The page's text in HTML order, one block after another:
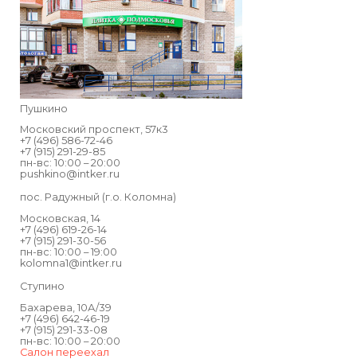
Пушкино
Московский проспект, 57к3
+7 (496) 586-72-46
+7 (915) 291-29-85
пн-вс: 10:00 – 20:00
pushkino@intker.ru
пос. Радужный (г.о. Коломна)
Московская, 14
+7 (496) 619-26-14
+7 (915) 291-30-56
пн-вс: 10:00 – 19:00
kolomna1@intker.ru
Ступино
Бахарева, 10А/39
+7 (496) 642-46-19
+7 (915) 291-33-08
пн-вс: 10:00 – 20:00
Салон переехал